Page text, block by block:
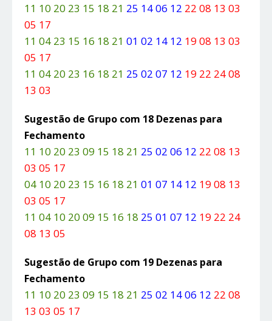
11 10 20 23 15 18 21 25 14 06 12 22 08 13 03
05 17
11 04 23 15 16 18 21 01 02 14 12 19 08 13 03
05 17
11 04 20 23 16 18 21 25 02 07 12 19 22 24 08
13 03
Sugestão de Grupo com 18 Dezenas para
Fechamento
11 10 20 23 09 15 18 21 25 02 06 12 22 08 13
03 05 17
04 10 20 23 15 16 18 21 01 07 14 12 19 08 13
03 05 17
11 04 10 20 09 15 16 18 25 01 07 12 19 22 24
08 13 05
Sugestão de Grupo com 19 Dezenas para
Fechamento
11 10 20 23 09 15 18 21 25 02 14 06 12 22 08
13 03 05 17